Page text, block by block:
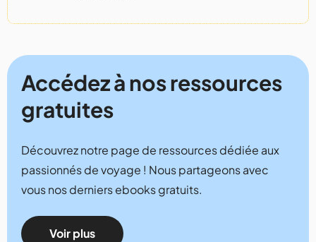
Accédez à nos ressources
gratuites
Découvrez notre page de ressources dédiée aux
passionnés de voyage ! Nous partageons avec
vous nos derniers ebooks gratuits.
Voir plus